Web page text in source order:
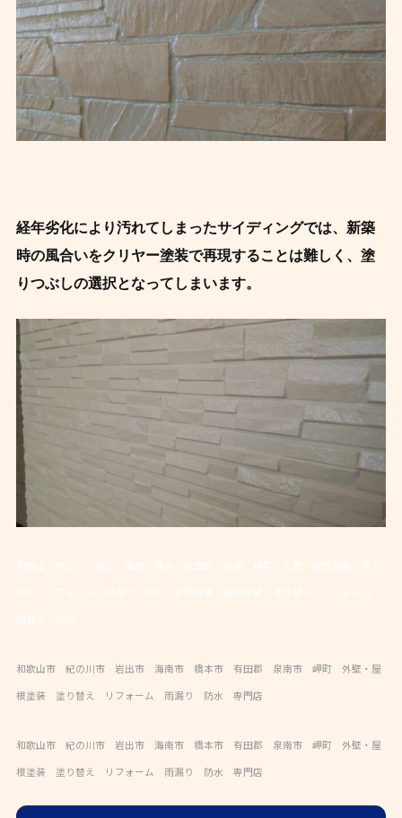
経年劣化により汚れてしまったサイディングでは、新築
時の風合いをクリヤー塗装で再現することは難しく、塗
りつぶしの選択となってしまいます。
和歌山市 紀の川市 岩出市 海南市 橋本市 有田郡 泉南市 岬町 外壁・屋
根塗装 塗り替え リフォーム 雨漏り 防水 専門店
和歌山市 紀の川市 岩出市 海南市 橋本市 有田郡 泉南市 岬町 外壁・屋
根塗装 塗り替え リフォーム 雨漏り 防水 専門店